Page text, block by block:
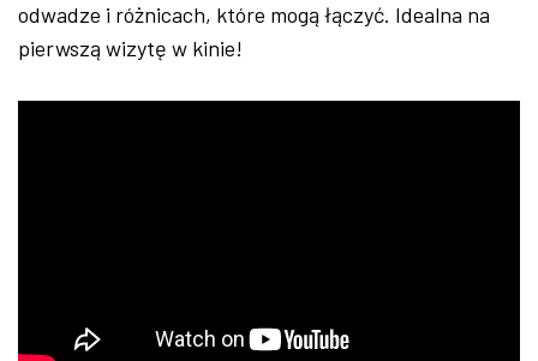
odwadze i różnicach, które mogą łączyć. Idealna na
pierwszą wizytę w kinie!